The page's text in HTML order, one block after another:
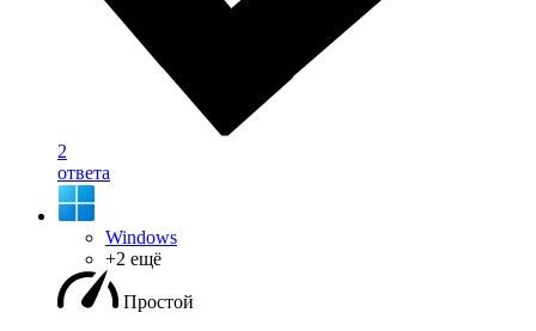
2
ответа
Windows
+2 ещё
Простой